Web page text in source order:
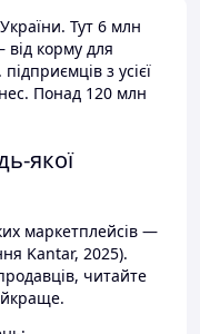
Тут 6 млн
від корму для
з усієї
Понад 120 млн
якої
маркетплейсів —
Kantar, 2025).
читайте